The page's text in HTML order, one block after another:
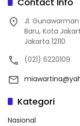
Jl. Gunawarman
Baru, Kota
Jakarta 12110
(021) 6220109
Kategori
Nasional